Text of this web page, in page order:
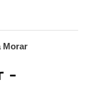
Morar
-